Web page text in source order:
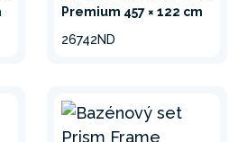
a výkonom.
Premium 457 × 122 cm
26742ND